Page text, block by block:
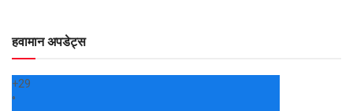
हवामान अपडेट्स
+29
°